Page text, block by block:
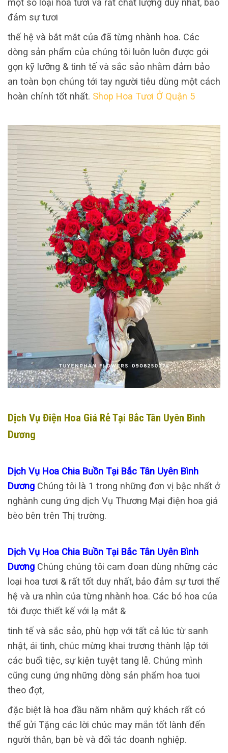
một số loại hoa tươi và rất chất lượng duy nhất, bảo
đảm sự tươi
thế hệ và bắt mắt của đã từng nhành hoa. Các
dòng sản phẩm của chúng tôi luôn luôn được gói
gọn kỹ lưỡng & tinh tế và sắc sảo nhằm đảm bảo
an toàn bọn chúng tới tay người tiêu dùng một cách
hoàn chỉnh tốt nhất. Shop Hoa Tươi Ở Quận 5
Dịch Vụ Điện Hoa Giá Rẻ Tại Bắc Tân Uyên Bình
Dương
Dịch Vụ Hoa Chia Buồn Tại Bắc Tân Uyên Bình
Dương Chúng tôi là 1 trong những đơn vị bậc nhất ở
nghành cung ứng dịch Vụ Thương Mại điện hoa giá
bèo bên trên Thị trường.
Dịch Vụ Hoa Chia Buồn Tại Bắc Tân Uyên Bình
Dương Chúng chúng tôi cam đoan dùng những các
loại hoa tươi & rất tốt duy nhất, bảo đảm sự tươi thế
hệ và ưa nhìn của từng nhành hoa. Các bó hoa của
tôi được thiết kế với lạ mắt &
tinh tế và sắc sảo, phù hợp với tất cả lúc từ sanh
nhật, ái tình, chúc mừng khai trương thành lập tới
các buổi tiệc, sự kiện tuyệt tang lễ. Chúng mình
cũng cung ứng những dòng sản phẩm hoa tuoi
theo đợt,
đặc biệt là hoa đầu năm nhằm quý khách rất có
thể gửi Tặng các lời chúc may mắn tốt lành đến
người thân, bạn bè và đối tác doanh nghiệp.